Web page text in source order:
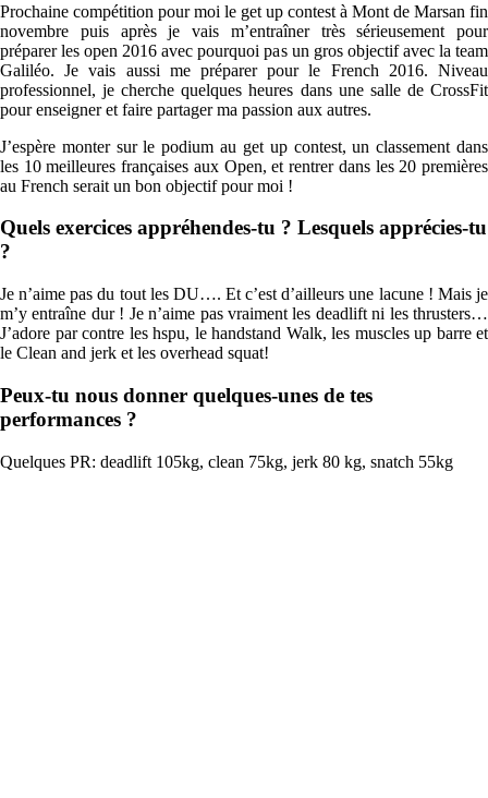
Prochaine compétition pour moi le get up contest à Mont de Marsan fin
novembre puis après je vais m’entraîner très sérieusement pour
préparer les open 2016 avec pourquoi pas un gros objectif avec la team
Galiléo. Je vais aussi me préparer pour le French 2016. Niveau
professionnel, je cherche quelques heures dans une salle de CrossFit
pour enseigner et faire partager ma passion aux autres.
J’espère monter sur le podium au get up contest, un classement dans
les 10 meilleures françaises aux Open, et rentrer dans les 20 premières
au French serait un bon objectif pour moi !
Quels exercices appréhendes-tu ? Lesquels apprécies-tu
?
Je n’aime pas du tout les DU…. Et c’est d’ailleurs une lacune ! Mais je
m’y entraîne dur ! Je n’aime pas vraiment les deadlift ni les thrusters…
J’adore par contre les hspu, le handstand Walk, les muscles up barre et
le Clean and jerk et les overhead squat!
Peux-tu nous donner quelques-unes de tes
performances ?
Quelques PR: deadlift 105kg, clean 75kg, jerk 80 kg, snatch 55kg